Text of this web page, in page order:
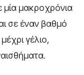
μία μακροχρόνια
σε έναν βαθμό
γέλιο,